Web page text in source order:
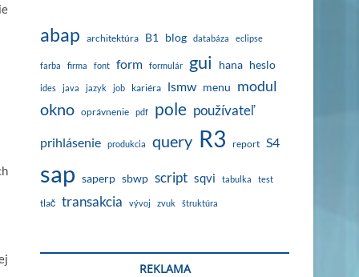
abap architektúra B1 blog databáza eclipse
farba firma font form formulár gui hana heslo
ides java jazyk job kariéra lsmw menu modul
okno oprávnenie pdf pole používateľ
prihlásenie produkcia query R3 report S4
sap saperp sbwp script sqvi tabulka test
tlač transakcia vývoj zvuk štruktúra
REKLAMA